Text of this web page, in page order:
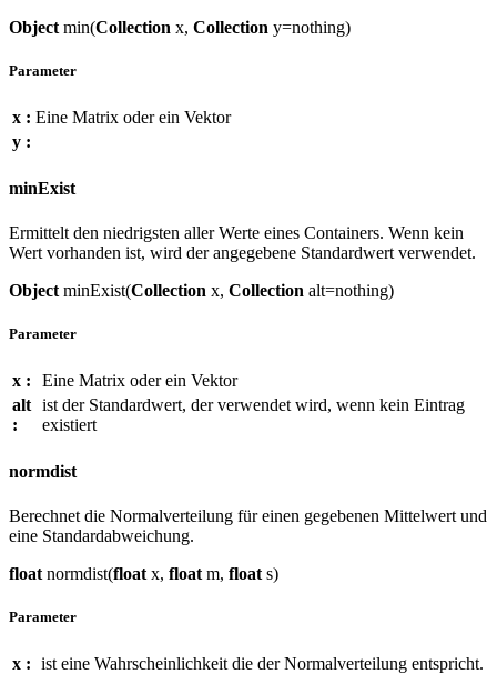
Object min(Collection x, Collection y=nothing)
Parameter
x : Eine Matrix oder ein Vektor
y :
minExist
Ermittelt den niedrigsten aller Werte eines Containers. Wenn kein
Wert vorhanden ist, wird der angegebene Standardwert verwendet.
Object minExist(Collection x, Collection alt=nothing)
Parameter
x :
Eine Matrix oder ein Vektor
alt
:
ist der Standardwert, der verwendet wird, wenn kein Eintrag
existiert
normdist
Berechnet die Normalverteilung für einen gegebenen Mittelwert und
eine Standardabweichung.
float normdist(float x, float m, float s)
Parameter
x : ist eine Wahrscheinlichkeit die der Normalverteilung entspricht.